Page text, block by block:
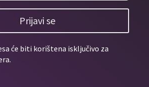
Prijavi se
će biti korištena isključivo za